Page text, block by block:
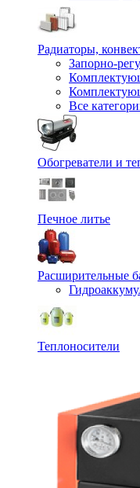
Радиаторы,
Запорно-
Все
Обогреватели и
Печное литье
Расширительные
Теплоносители